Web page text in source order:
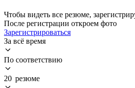
Чтобы видеть все резюме,
После регистрации откроем фото
Зарегистрироваться
За всё время
По соответствию
20 резюме